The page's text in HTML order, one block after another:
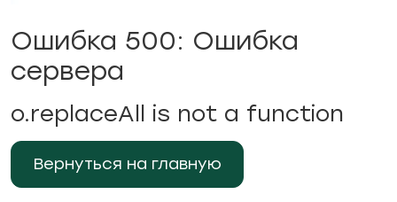
Ошибка 500: Ошибка
сервера
o.replaceAll is not a function
Вернуться на главную